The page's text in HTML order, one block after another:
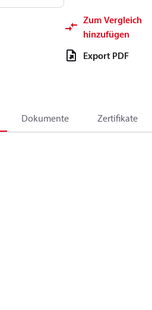
Zum Vergleich
hinzufügen
Export PDF
Dokumente Zertifikate